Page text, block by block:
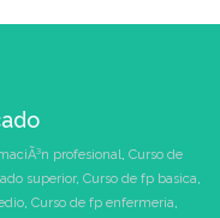
profesional, Curso de
superior, Curso de fp basica,
, Curso de fp enfermeria,